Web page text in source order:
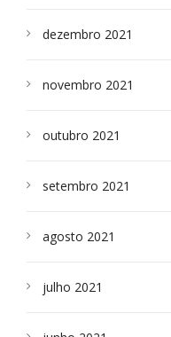
dezembro 2021
novembro 2021
outubro 2021
setembro 2021
agosto 2021
julho 2021